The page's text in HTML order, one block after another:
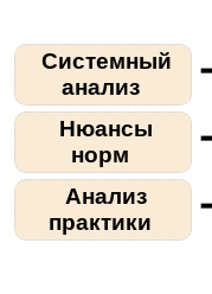
Системный
анализ
Нюансы
норм
Анализ
практики